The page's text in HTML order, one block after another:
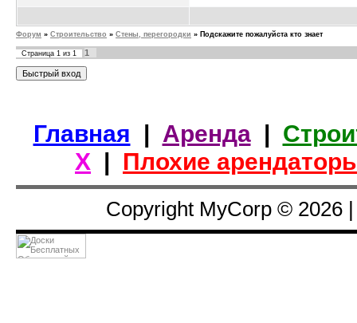
Форум » Строительство » Стены, перегородки » Подскажите пожалуйста кто знает
Страница 1 из 1 1
Главная | Аренда|
Х | Плохие
Copyright MyCorp © 2026